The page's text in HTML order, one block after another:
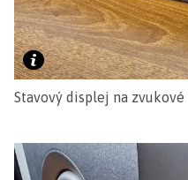
Stavový displej na